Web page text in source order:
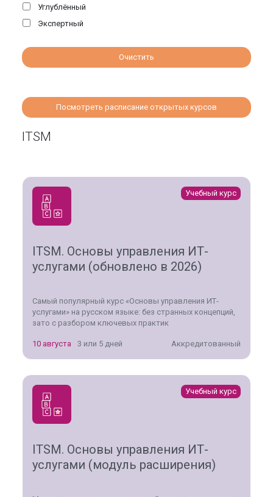
Углублённый
Экспертный
Очистить
Посмотреть расписание открытых курсов
ITSM
Учебный курс
ITSM. Основы управления ИТ-
услугами (обновлено в 2026)
Самый популярный курс «Основы управления ИТ-
услугами» на русском языке: без странных концепций,
зато с разбором ключевых практик
10 августа 3 или 5 дней Аккредитованный
Учебный курс
ITSM. Основы управления ИТ-
услугами (модуль расширения)